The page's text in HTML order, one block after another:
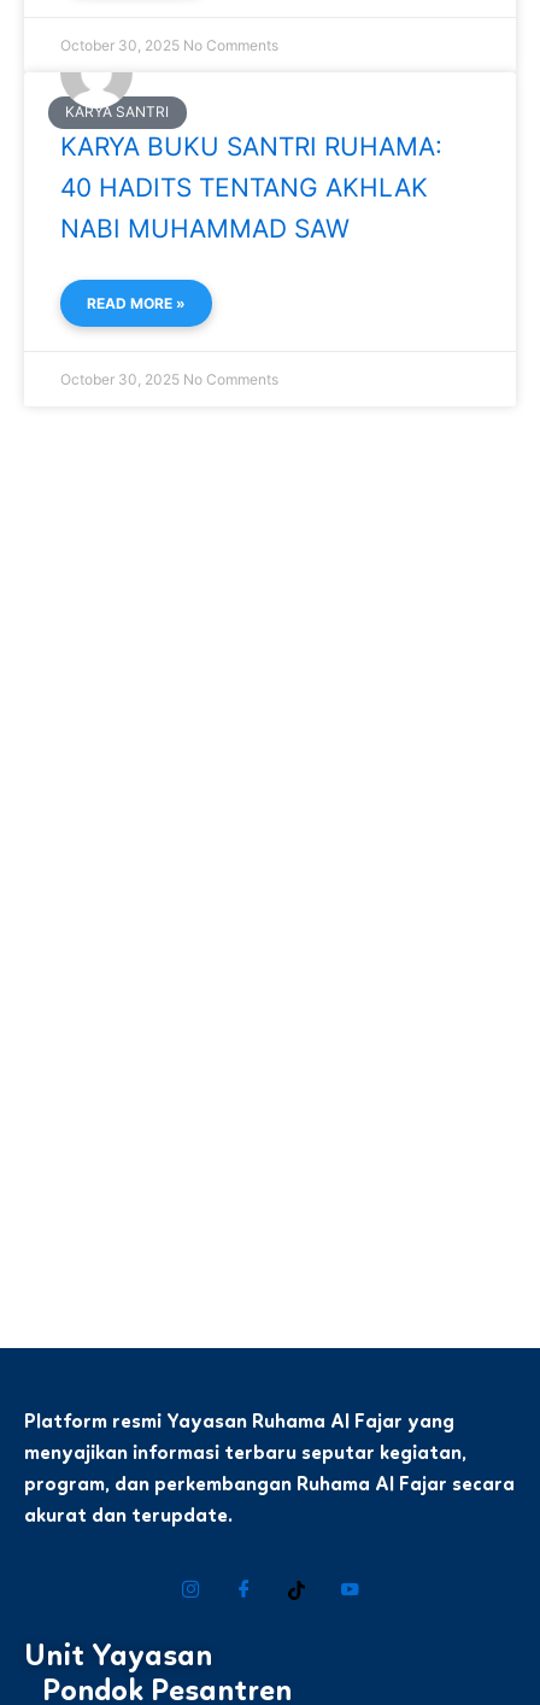
October 30, 2025 No Comments
KARYA SANTRI
KARYA BUKU SANTRI RUHAMA:
40 HADITS TENTANG AKHLAK
NABI MUHAMMAD SAW
READ MORE »
October 30, 2025 No Comments
Platform resmi Yayasan Ruhama Al Fajar yang
menyajikan informasi terbaru seputar kegiatan,
program, dan perkembangan Ruhama Al Fajar secara
akurat dan terupdate.
Unit Yayasan
Pondok Pesantren